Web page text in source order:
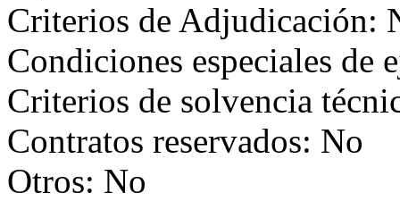
Criterios de Adjudicación:
Condiciones especiales de
Criterios de solvencia
Contratos reservados: No
Otros: No